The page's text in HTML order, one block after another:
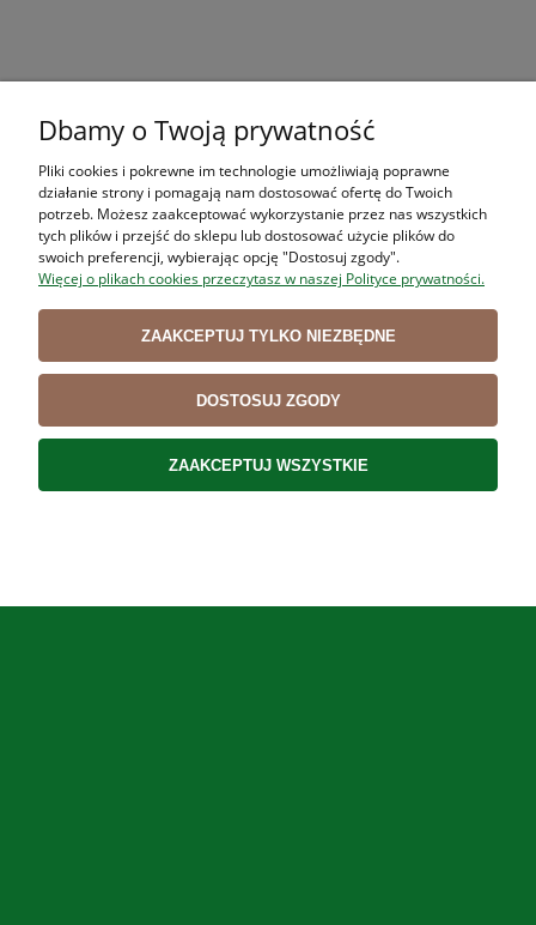
Nóż trybownik Giesser 12250 dł.13 cm PRIMELINE,
półelastyczny
57,13 zł
DO KOSZYKA
Dbamy o Twoją prywatność
Pliki cookies i pokrewne im technologie umożliwiają poprawne
działanie strony i pomagają nam dostosować ofertę do Twoich
potrzeb. Możesz zaakceptować wykorzystanie przez nas wszystkich
tych plików i przejść do sklepu lub dostosować użycie plików do
swoich preferencji, wybierając opcję "Dostosuj zgody".
Więcej o plikach cookies przeczytasz w naszej Polityce prywatności.
ZAAKCEPTUJ TYLKO NIEZBĘDNE
DOSTOSUJ ZGODY
ZAAKCEPTUJ WSZYSTKIE